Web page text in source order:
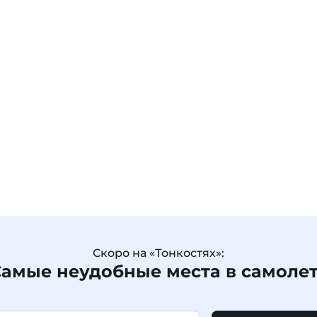
Скоро на «Тонкостях»:
неудобные места в